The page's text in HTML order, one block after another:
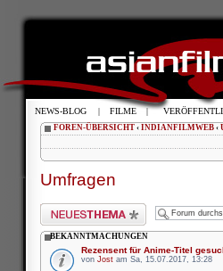
FOREN-ÜBERSICHT ‹ INDIANFILMWEB ‹
Umfragen
Neues Thema erstellen
BEKANNTMACHUNGEN
Rezensent für Anime-Titel
von Jost am Sa, 15.07.2017, 13:28
NEWS-BLOG | FILME |